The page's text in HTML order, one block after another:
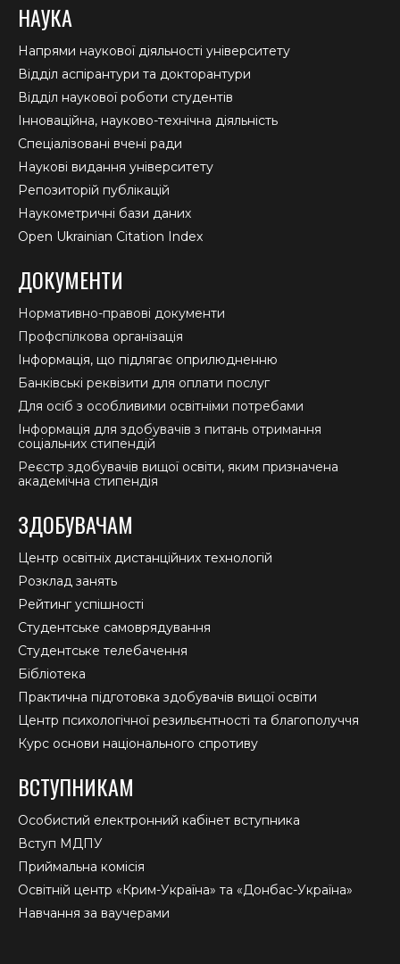
НАУКА
Напрями наукової діяльності університету
Відділ аспірантури та докторантури
Відділ наукової роботи студентів
Інноваційна, науково-технічна діяльність
Спеціалізовані вчені ради
Наукові видання університету
Репозиторій публікацій
Наукометричні бази даних
Open Ukrainian Citation Index
ДОКУМЕНТИ
Нормативно-правові документи
Профспілкова організація
Інформація, що підлягає оприлюдненню
Банківські реквізити для оплати послуг
Для осіб з особливими освітніми потребами
Інформація для здобувачів з питань отримання
соціальних стипендій
Реєстр здобувачів вищої освіти, яким призначена
академічна стипендія
ЗДОБУВАЧАМ
Центр освітніх дистанційних технологій
Розклад занять
Рейтинг успішності
Студентське самоврядування
Студентське телебачення
Бібліотека
Практична підготовка здобувачів вищої освіти
Центр психологічної резильєнтності та благополуччя
Курс основи національного спротиву
ВСТУПНИКАМ
Особистий електронний кабінет вступника
Вступ МДПУ
Приймальна комісія
Освітній центр «Крим-Україна» та «Донбас-Україна»
Навчання за ваучерами